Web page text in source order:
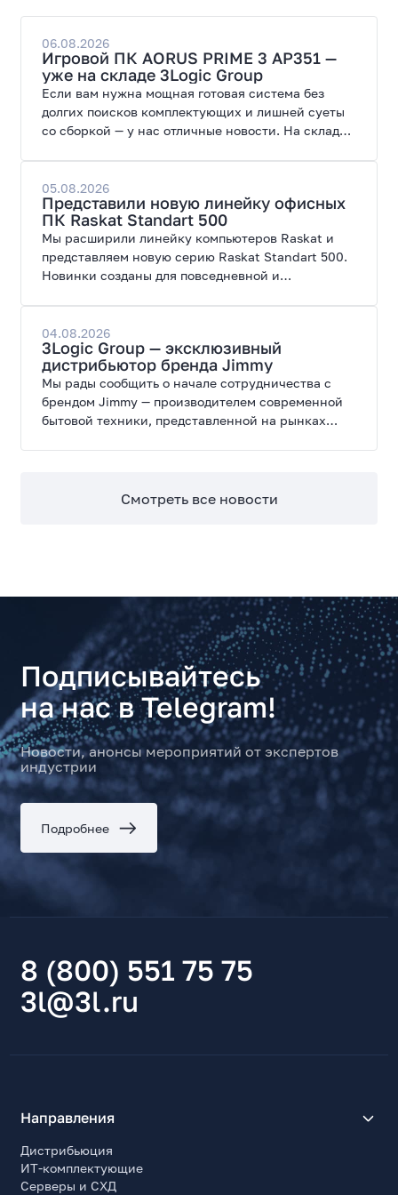
06.08.2026
Игровой ПК AORUS PRIME 3 AP351 —
уже на складе 3Logic Group
Если вам нужна мощная готовая система без
долгих поисков комплектующих и лишней суеты
со сборкой — у нас отличные новости. На склад
современных игр и работы с нейросетями.
05.08.2026
Представили новую линейку офисных
ПК Raskat Standart 500
Мы расширили линейку компьютеров Raskat и
представляем новую серию Raskat Standart 500.
Новинки созданы для повседневной и
широкие возможности модернизации.
04.08.2026
3Logic Group — эксклюзивный
дистрибьютор бренда Jimmy
Мы рады сообщить о начале сотрудничества с
брендом Jimmy — производителем современной
бытовой техники, представленной на рынках
Смотреть все новости
Подписывайтесь
на нас в Telegram!
Новости, анонсы мероприятий от экспертов
индустрии
Подробнее
8 (800) 551 75 75
3l@3l.ru
Направления
Дистрибьюция
ИТ-комплектующие
Серверы и СХД